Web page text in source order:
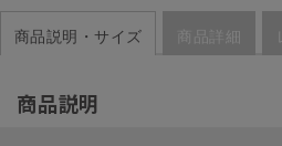
商品説明・サイズ 商品詳細
商品説明